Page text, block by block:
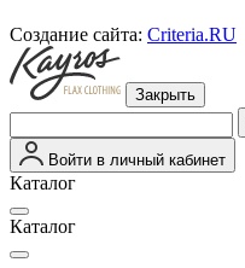
Создание сайта: Criteria.RU
Закрыть
Войти в личный кабинет
Каталог
Каталог